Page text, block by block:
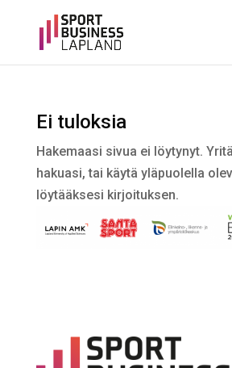
Ei tuloksia
Hakemaasi sivua ei löytynyt.
hakuasi, tai käytä yläpuolella
löytääksesi kirjoituksen.